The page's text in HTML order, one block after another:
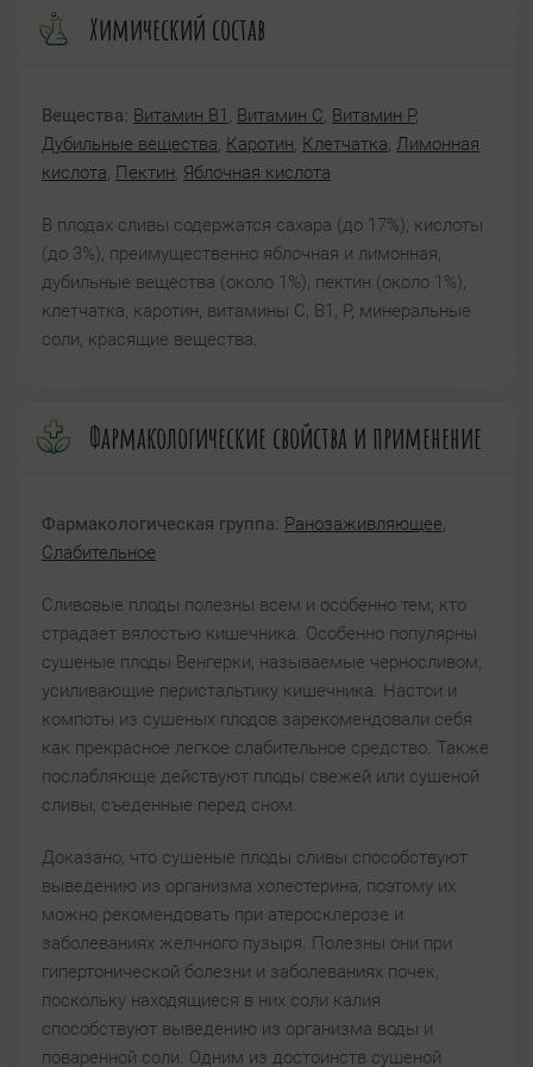
Химический состав
Вещества: Витамин B1 , Витамин C, Витамин P,
Дубильные вещества, Каротин, Клетчатка, Лимонная
кислота, Пектин, Яблочная кислота
В плодах сливы содержатся сахара (до 17%), кислоты
(до 3%), преимущественно яблочная и лимонная,
дубильные вещества (около 1%), пектин (около 1%),
клетчатка, каротин, витамины С, В1, Р, минеральные
соли, красящие вещества.
Фармакологические свойства и применение
Фармакологическая группа: Ранозаживляющее,
Слабительное
Сливовые плоды полезны всем и особенно тем, кто
страдает вялостью кишечника. Особенно популярны
сушеные плоды Венгерки, называемые черносливом,
усиливающие перистальтику кишечника. Настои и
компоты из сушеных плодов зарекомендовали себя
как прекрасное легкое слабительное средство. Также
послабляюще действуют плоды свежей или сушеной
сливы, съеденные перед сном.
Доказано, что сушеные плоды сливы способствуют
выведению из организма холестерина, поэтому их
можно рекомендовать при атеросклерозе и
заболеваниях желчного пузыря. Полезны они при
гипертонической болезни и заболеваниях почек,
поскольку находящиеся в них соли калия
способствуют выведению из организма воды и
поваренной соли. Одним из достоинств сушеной